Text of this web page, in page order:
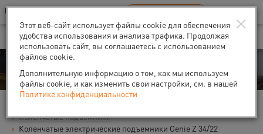
Ваш город:Архангельск
В Вашем регионе нет наших офисов RU EN
Аренда
Коленчатые подъемники
Коленчатые электрические подъемники Genie Z 34/22
×
Этот веб-сайт использует файлы cookie для обеспечения
удобства использования и анализа трафика. Продолжая
использовать сайт, вы соглашаетесь с использованием
файлов cookie.
Дополнительную информацию о том, как мы используем
файлы cookie, и как изменить свои настройки, см. в нашей
Политике конфиденциальности